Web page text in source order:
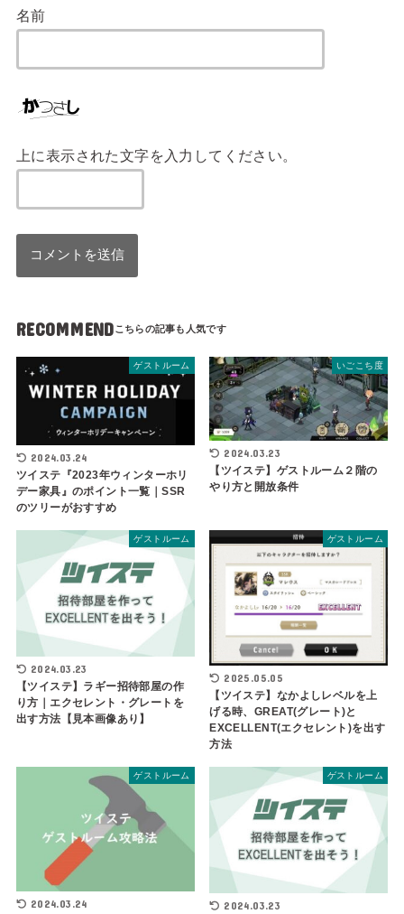
名前
上に表示された文字を入力してください。
RECOMMEND
ゲストルーム
2024.03.24
ツイステ『2023年ウィンターホリ
デー家具』のポイント一覧｜SSR
のツリーがおすすめ
いごこち度
2024.03.23
【ツイステ】ゲストルーム２階の
やり方と開放条件
ゲストルーム
2024.03.23
【ツイステ】ラギー招待部屋の作
り方｜エクセレント・グレートを
出す方法【見本画像あり】
ゲストルーム
2025.05.05
【ツイステ】なかよしレベルを上
げる時、GREAT(グレート)と
EXCELLENT(エクセレント)を出す
方法
ゲストルーム
2024.03.24
ゲストルーム
2024.03.23